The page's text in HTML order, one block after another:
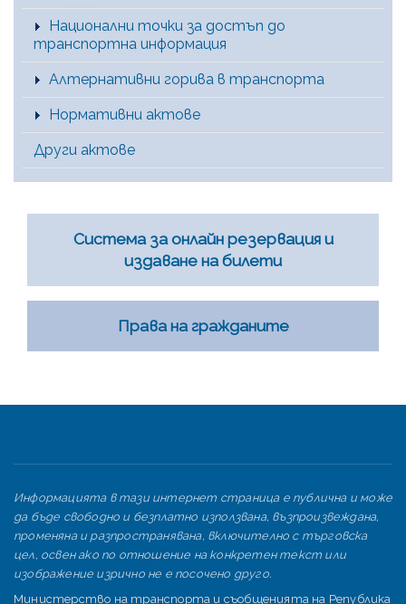
Национални точки за достъп до
транспортна информация
Алтернативни горива в транспорта
Нормативни актове
Други актове
Система за онлайн резервация и
издаване на билети
Права на гражданите
Информацията в тази интернет страница е публична и може
да бъде свободно и безплатно използвана, възпроизвеждана,
променяна и разпространявана, включително с търговска
цел, освен ако по отношение на конкретен текст или
изображение изрично не е посочено друго.
Министерство на транспорта и съобщенията на Република